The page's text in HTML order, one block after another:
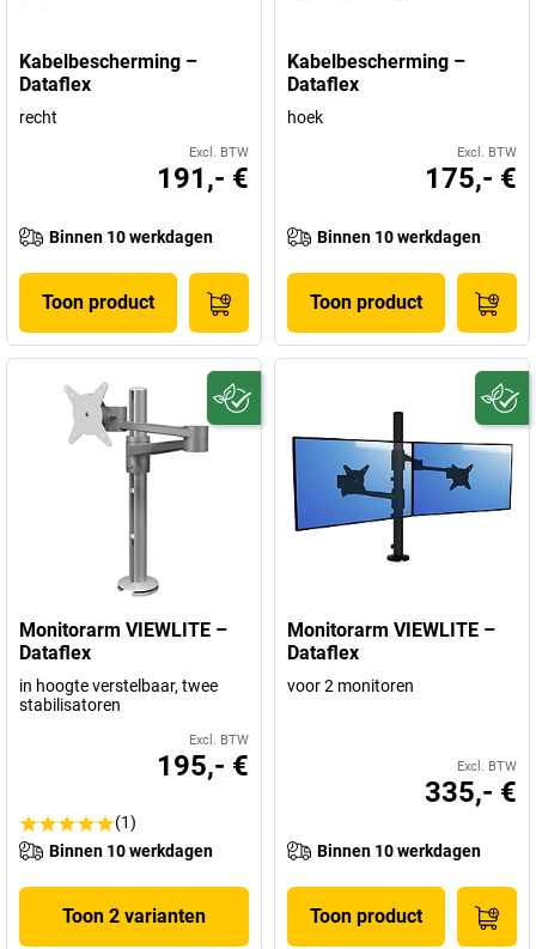
Kabelbescherming –
Dataflex
recht
Excl. BTW
191,- €
Binnen 10 werkdagen
Toon product
Kabelbescherming –
Dataflex
hoek
Excl. BTW
175,- €
Binnen 10 werkdagen
Toon product
Monitorarm VIEWLITE –
Dataflex
in hoogte verstelbaar, twee
stabilisatoren
Excl. BTW
195,- €
(1)
Binnen 10 werkdagen
Toon 2 varianten
Monitorarm VIEWLITE –
Dataflex
voor 2 monitoren
Excl. BTW
335,- €
Binnen 10 werkdagen
Toon product